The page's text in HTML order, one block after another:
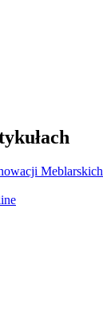
Meblarskich